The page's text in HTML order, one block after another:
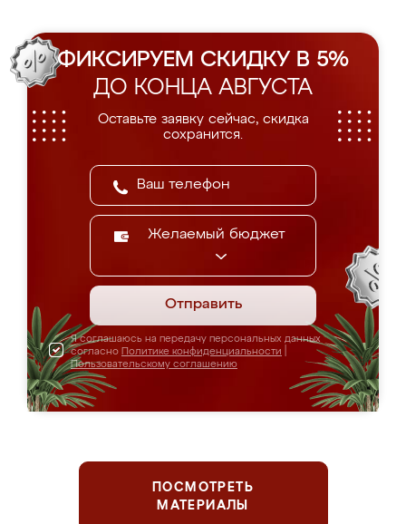
ФИКСИРУЕМ СКИДКУ В 5%
ДО КОНЦА АВГУСТА
Оставьте заявку сейчас, скидка
сохранится.
Желаемый бюджет
Отправить
Я соглашаюсь на передачу персональных данных
согласно Политике конфиденциальности
Пользовательскому соглашению
ПОСМОТРЕТЬ
МАТЕРИАЛЫ